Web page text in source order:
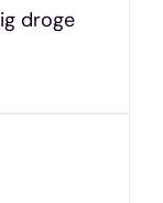
droge